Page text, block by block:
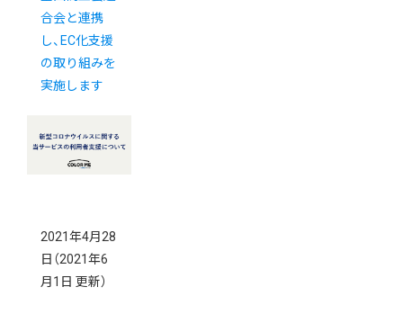
合会と連携
し、EC化支援
の取り組みを
実施します
2021年4月28
日 （2021年6
月1日 更新）